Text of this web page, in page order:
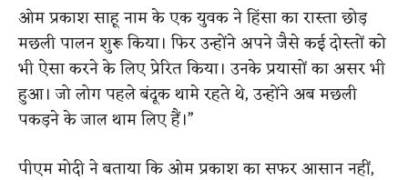
ओम प्रकाश साहू नाम के एक युवक ने हिंसा का रास्ता छोड़
मछली पालन शुरू किया। फिर उन्होंने अपने जैसे कई दोस्तों को
भी ऐसा करने के लिए प्रेरित किया। उनके प्रयासों का असर भी
हुआ। जो लोग पहले बंदूक थामे रहते थे, उन्होंने अब मछली
पकड़ने के जाल थाम लिए हैं।”
पीएम मोदी ने बताया कि ओम प्रकाश का सफर आसान नहीं,